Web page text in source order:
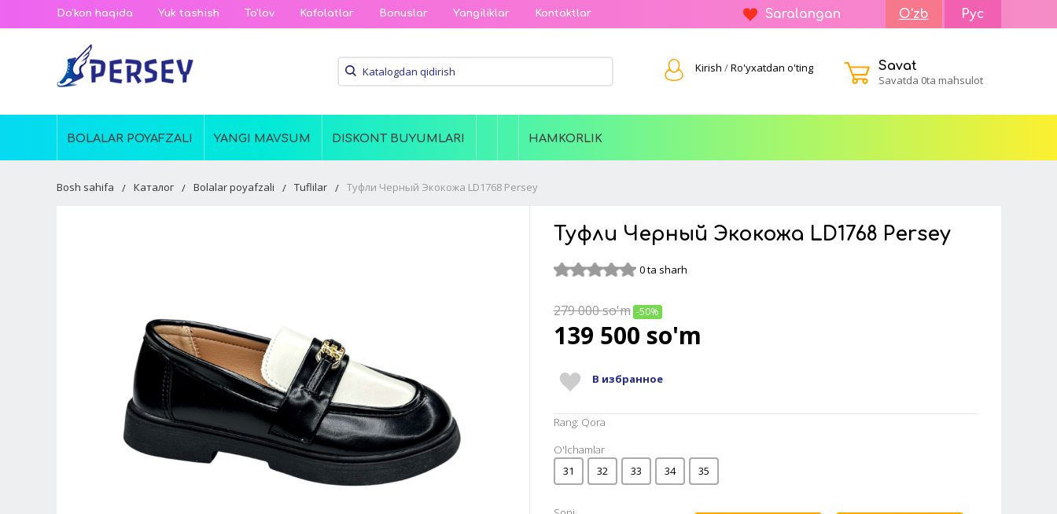
Do'kon haqida Yuk tashish To'lov Kafolatlar Bonuslar Yangiliklar Kontaktlar Saralangan O'zb Рус
Kirish /Ro'yxatdan o'ting
Savat
Savatda 0ta mahsulot
BOLALAR POYAFZALI YANGI MAVSUM DISKONT BUYUMLARI HAMKORLIK
Bosh sahifa Каталог Bolalar poyafzali Tuflilar Туфли Черный Экокожа LD1768 Persey
Туфли Черный Экокожа LD1768 Persey
0 ta sharh
279 000so'm -50%
139 500 so'm
В избранное
Rang: Qora
O'lchamlar
31
32 33 34 35